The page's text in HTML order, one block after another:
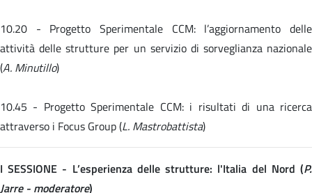
10.20 - Progetto Sperimentale CCM: l’aggiornamento delle
attività delle strutture per un servizio di sorveglianza nazionale
(A. Minutillo)
10.45 - Progetto Sperimentale CCM: i risultati di una ricerca
attraverso i Focus Group (L. Mastrobattista)
I SESSIONE - L’esperienza delle strutture: l'Italia del Nord (P.
Jarre - moderatore)